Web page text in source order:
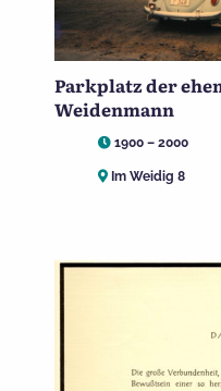
Parkplatz der
Weidenmann
1900 – 2000
Im Weidig 8